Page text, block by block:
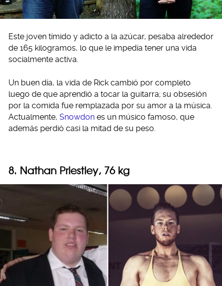
Este joven tímido y adicto a la azúcar, pesaba alrededor
de 165 kilogramos, lo que le impedía tener una vida
socialmente activa.
Un buen día, la vida de Rick cambió por completo
luego de que aprendió a tocar la guitarra; su obsesión
por la comida fue remplazada por su amor a la música.
Actualmente, Snowdon es un músico famoso, que
además perdió casi la mitad de su peso.
8. Nathan Priestley, 76 kg